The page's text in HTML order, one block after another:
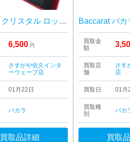
バカラ / クリスタル ロック グラス
6,500 円
さすがや佐久インタ
ーウェーブ店
01月22日
バカラ
買取品詳細
買取金
額
買取店
舗
さす
店
買取日 01月
買取種
別
バカ
買取